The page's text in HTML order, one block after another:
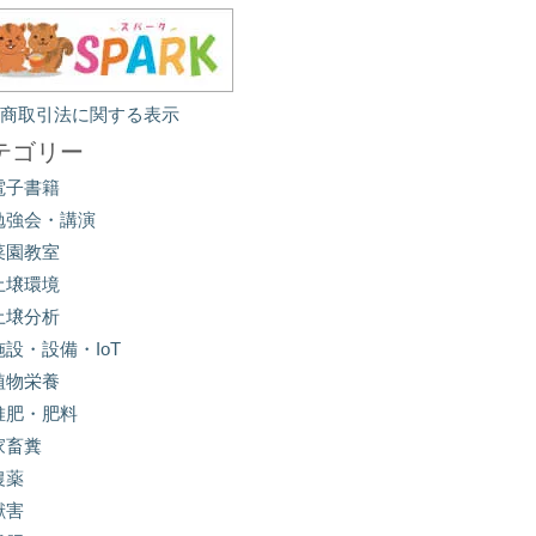
取引法に関する表示
ゴリー
子書籍
強会・講演
園教室
壌環境
壌分析
設・設備・IoT
物栄養
肥・肥料
畜糞
薬
害